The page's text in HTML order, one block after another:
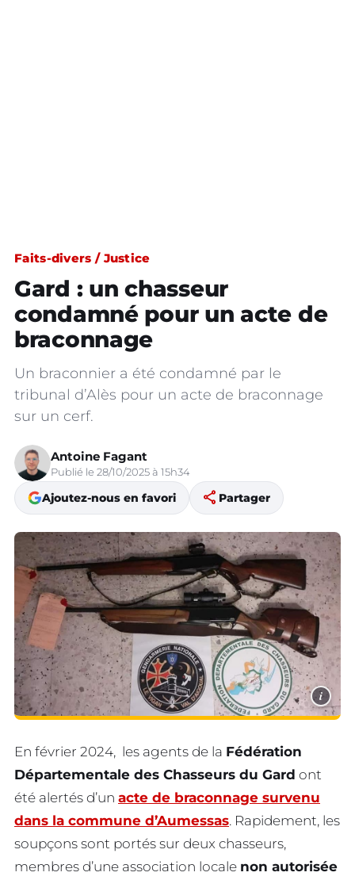
Faits-divers / Justice
Gard : un chasseur
condamné pour un acte de
braconnage
Un braconnier a été condamné par le
tribunal d’Alès pour un acte de braconnage
sur un cerf.
Antoine Fagant
Publié le 28/10/2025 à 15h34
Ajoutez-nous en favori share Partager
i
En février 2024, les agents de la Fédération
Départementale des Chasseurs du Gard ont
été alertés d’un acte de braconnage survenu
dans la commune d’Aumessas. Rapidement, les
soupçons sont portés sur deux chasseurs,
membres d’une association locale non autorisée